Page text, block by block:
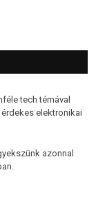
tech témával
elektronikai
azonnal